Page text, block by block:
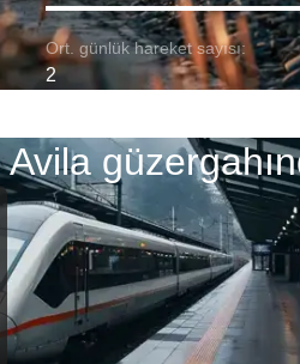
Ort. günlük hareket sayısı:
2